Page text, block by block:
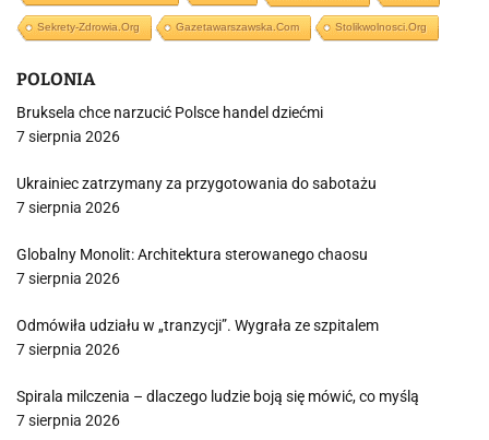
Sekrety-Zdrowia.org Gazetawarszawska.com Stolikwolnosci.org
POLONIA
Bruksela chce narzucić Polsce handel dziećmi
7 sierpnia 2026
Ukrainiec zatrzymany za przygotowania do sabotażu
7 sierpnia 2026
Globalny Monolit: Architektura sterowanego chaosu
7 sierpnia 2026
Odmówiła udziału w „tranzycji”. Wygrała ze szpitalem
7 sierpnia 2026
Spirala milczenia – dlaczego ludzie boją się mówić, co myślą
7 sierpnia 2026